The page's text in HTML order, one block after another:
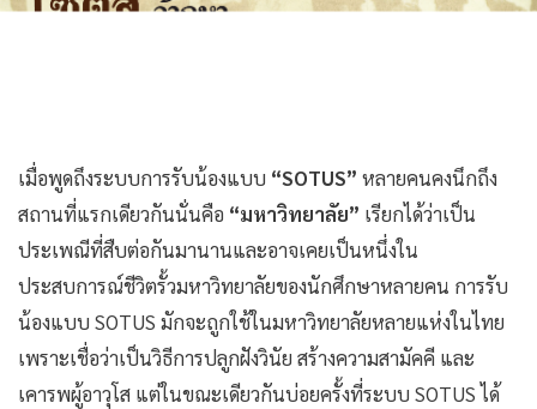
เมื่อพูดถึงระบบการรับน้องแบบ “SOTUS” หลายคนคงนึกถึง
สถานที่แรกเดียวกันนั่นคือ “มหาวิทยาลัย” เรียกได้ว่าเป็น
ประเพณีที่สืบต่อกันมานานและอาจเคยเป็นหนึ่งใน
ประสบการณ์ชีวิตรั้วมหาวิทยาลัยของนักศึกษาหลายคน การรับ
น้องแบบ SOTUS มักจะถูกใช้ในมหาวิทยาลัยหลายแห่งในไทย
เพราะเชื่อว่าเป็นวิธีการปลูกฝังวินัย สร้างความสามัคคี และ
เคารพผู้อาวุโส แต่ในขณะเดียวกันบ่อยครั้งที่ระบบ SOTUS ได้